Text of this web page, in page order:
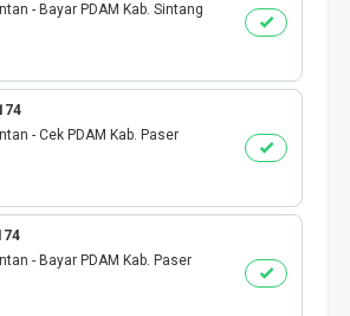
- Bayar PDAM Kab. Sintang
- Cek PDAM Kab. Paser
- Bayar PDAM Kab. Paser